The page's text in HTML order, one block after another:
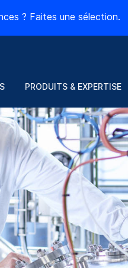
? Faites une sélection.
PRODUITS & EXPERTISE